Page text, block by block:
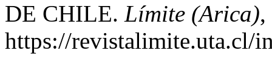
DE CHILE. Límite (Arica),
https://revistalimite.uta.cl/